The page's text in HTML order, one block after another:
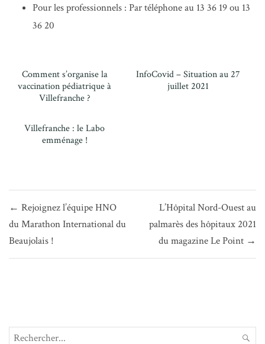
Pour les professionnels : Par téléphone au 13 36 19 ou 13
36 20
Comment s’organise la
vaccination pédiatrique à
Villefranche ?
InfoCovid – Situation au 27
juillet 2021
Villefranche : le Labo
emménage !
de
l’article
← Rejoignez l’équipe HNO
du Marathon International du
Beaujolais !
L’Hôpital Nord-Ouest au
palmarès des hôpitaux 2021
du magazine Le Point →
Search